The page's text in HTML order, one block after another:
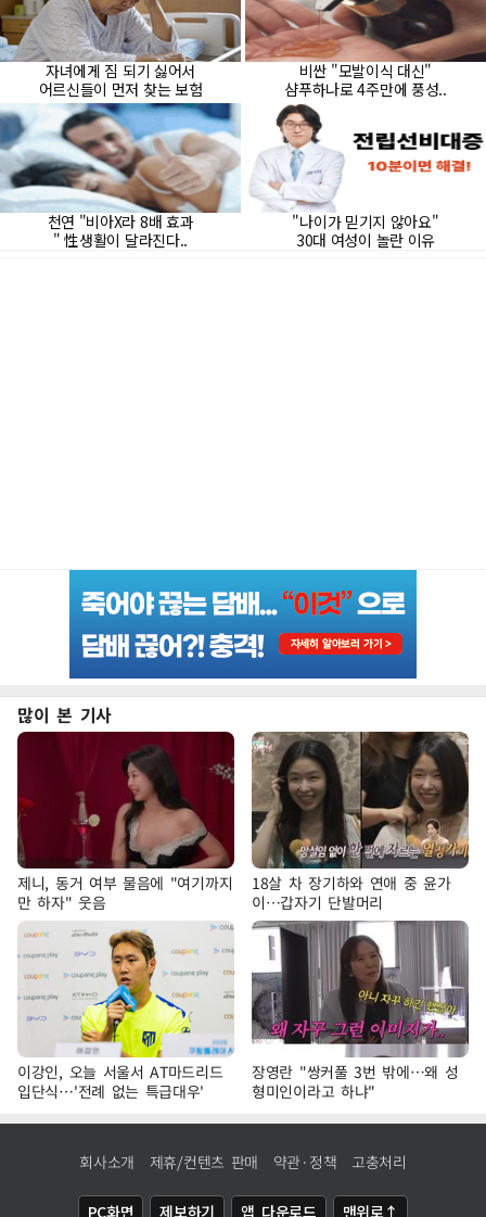
많이 본 기사
제니, 동거 여부 물음에 "여기까지
만 하자" 웃음
18살 차 장기하와 연애 중 윤가
이…갑자기 단발머리
이강인, 오늘 서울서 AT마드리드
입단식…'전례 없는 특급대우'
장영란 "쌍커풀 3번 밖에…왜 성
형미인이라고 하냐"
회사소개 제휴/컨텐츠 판매 약관·정책 고충처리
PC화면 제보하기 앱 다운로드 맨위로↑